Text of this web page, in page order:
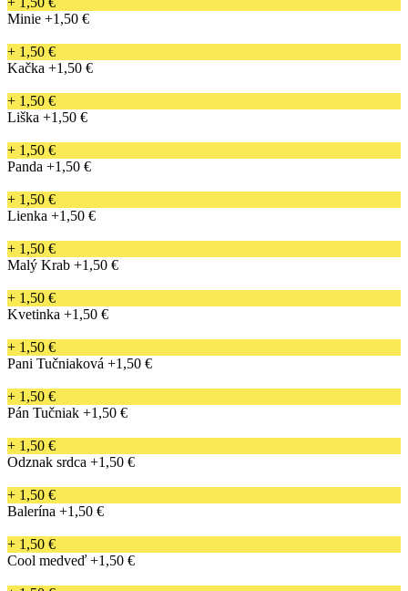
Minie +1,50 €
+ 1,50 €
Kačka +1,50 €
+ 1,50 €
Liška +1,50 €
+ 1,50 €
Panda +1,50 €
+ 1,50 €
Lienka +1,50 €
+ 1,50 €
Malý Krab +1,50 €
+ 1,50 €
Kvetinka +1,50 €
+ 1,50 €
Pani Tučniaková +1,50 €
+ 1,50 €
Pán Tučniak +1,50 €
+ 1,50 €
Odznak srdca +1,50 €
+ 1,50 €
Balerína +1,50 €
+ 1,50 €
Cool medveď +1,50 €